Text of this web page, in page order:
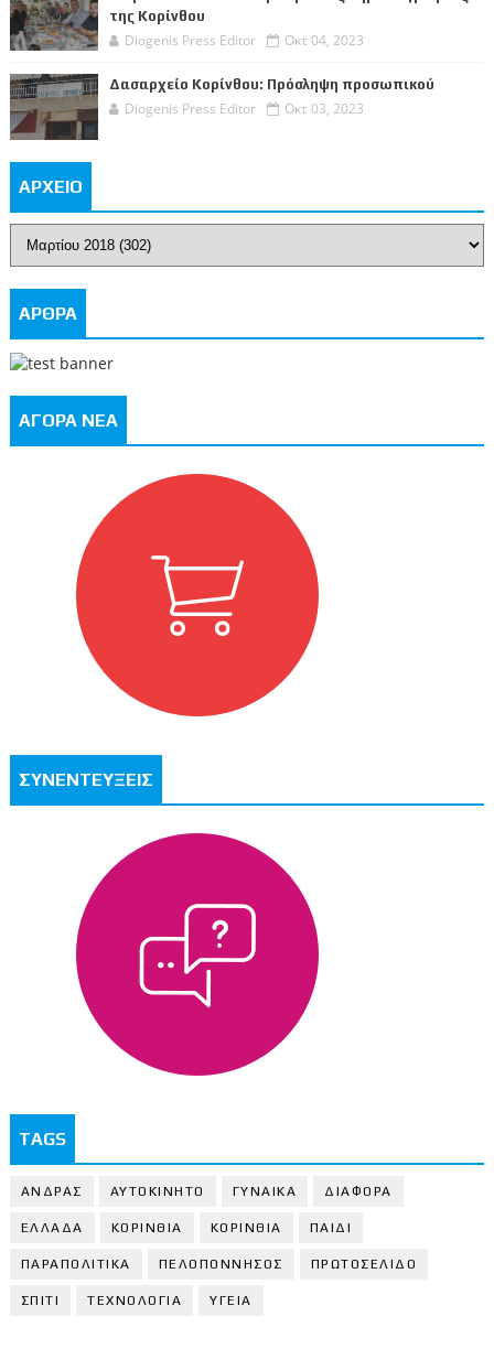
της Κορίνθου
Diogenis Press Editor Οκτ 04, 2023
Δασαρχείο Κορίνθου: Πρόσληψη προσωπικού
Diogenis Press Editor Οκτ 03, 2023
ΑΡΧΕΙΟ
ΑΡΘΡΑ
ΑΓΟΡΑ ΝΕΑ
ΣΥΝΕΝΤΕΥΞΕΙΣ
TAGS
ΑΝΔΡΑΣ ΑΥΤΟΚΙΝΗΤΟ ΓΥΝΑΙΚΑ ΔΙΑΦΟΡΑ
ΕΛΛΑΔΑ ΚΟΡΙΝΘΙΑ ΚΟΡΙΝΘΙA ΠΑΙΔΙ
ΠΑΡΑΠΟΛΙΤΙΚΑ ΠΕΛΟΠΟΝΝΗΣΟΣ ΠΡΩΤΟΣΕΛΙΔΟ
ΣΠΙΤΙ ΤΕΧΝΟΛΟΓΙΑ ΥΓΕΙΑ